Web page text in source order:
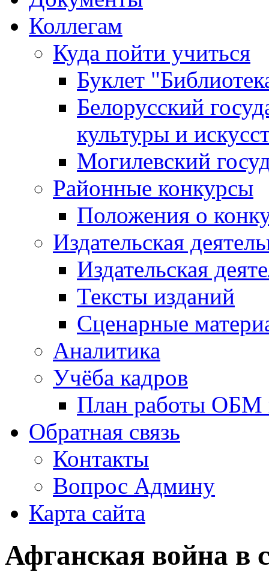
Коллегам
Куда пойти учиться
Буклет
Белорусский
культуры и
Могилевский
Районные конкурсы
Положения о
Издательская
Издательская
Тексты изданий
Сценарные
Аналитика
Учёба кадров
План работы ОБМ
Обратная связь
Контакты
Вопрос Админу
Карта сайта
Афганская война в